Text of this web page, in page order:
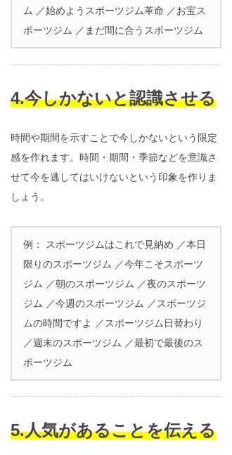
ム ／始めようスポーツジム革命 ／お宝ス
ポーツジム ／まだ間に合うスポーツジム
4.今しかないと認識させる
時間や期間を示すことで今しかないという限定
感を作れます。時間・期間・季節などを意識さ
せて今を逃してはいけないという印象を作りま
しょう。
例： スポーツジムはこれで見納め ／本日
限りのスポーツジム ／今年こそスポーツ
ジム ／朝のスポーツジム ／夜のスポーツ
ジム ／今週のスポーツジム ／スポーツジ
ムの時間ですよ ／スポーツジム日替わり
／週末のスポーツジム ／最初で最後のス
ポーツジム
5.人気があることを伝える